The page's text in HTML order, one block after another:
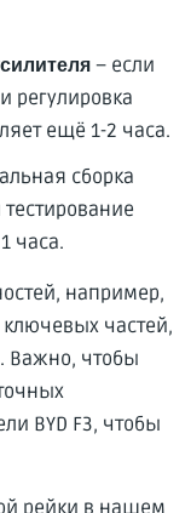
– если
регулировка
ещё 1-2 часа.
сборка
часа.
например,
частей,
Важно, чтобы
BYD F3, чтобы
рейки в нашем